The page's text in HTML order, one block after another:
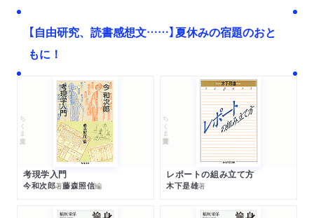
【自由研究、読書感想文……】夏休みの宿題のおと
もに！
ちくま文庫
考現学入門
今和次郎著藤森照信編
ちくま学芸文庫
レポートの組み立て方
木下是雄著